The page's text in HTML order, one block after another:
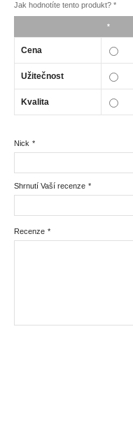
Jak hodnotíte tento produkt? *
*
Cena
Užitečnost
Kvalita
*
Nick
*
Shrnutí Vaší recenze
*
Recenze